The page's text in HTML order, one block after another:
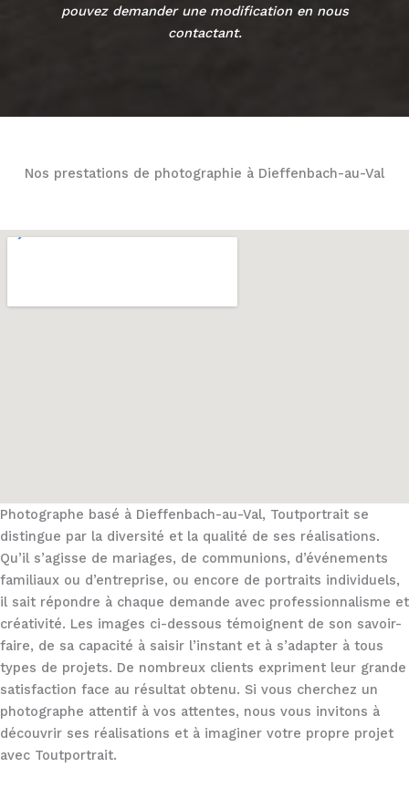
pouvez demander une modification en nous
contactant.
Nos prestations de photographie à Dieffenbach-au-Val
Photographe basé à Dieffenbach-au-Val, Toutportrait se
distingue par la diversité et la qualité de ses réalisations.
Qu’il s’agisse de mariages, de communions, d’événements
familiaux ou d’entreprise, ou encore de portraits individuels,
il sait répondre à chaque demande avec professionnalisme et
créativité. Les images ci-dessous témoignent de son savoir-
faire, de sa capacité à saisir l’instant et à s’adapter à tous
types de projets. De nombreux clients expriment leur grande
satisfaction face au résultat obtenu. Si vous cherchez un
photographe attentif à vos attentes, nous vous invitons à
découvrir ses réalisations et à imaginer votre propre projet
avec Toutportrait.